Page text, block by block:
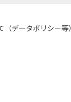
（データポリシー等